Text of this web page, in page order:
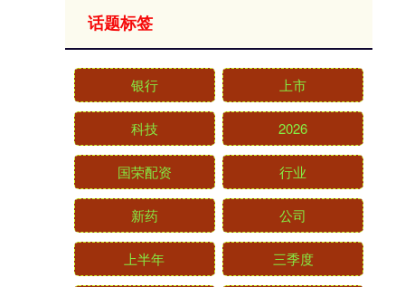
话题标签
银行 上市
科技 2026
国荣配资 行业
新药 公司
上半年 三季度